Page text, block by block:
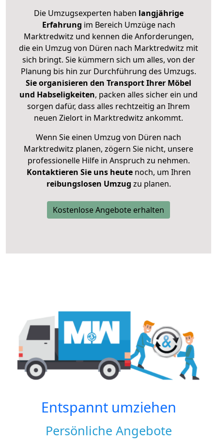
Die Umzugsexperten haben langjährige
Erfahrung im Bereich Umzüge nach
Marktredwitz und kennen die Anforderungen,
die ein Umzug von Düren nach Marktredwitz mit
sich bringt. Sie kümmern sich um alles, von der
Planung bis hin zur Durchführung des Umzugs.
Sie organisieren den Transport Ihrer Möbel
und Habseligkeiten, packen alles sicher ein und
sorgen dafür, dass alles rechtzeitig an Ihrem
neuen Zielort in Marktredwitz ankommt.
Wenn Sie einen Umzug von Düren nach
Marktredwitz planen, zögern Sie nicht, unsere
professionelle Hilfe in Anspruch zu nehmen.
Kontaktieren Sie uns heutenoch, um Ihren
reibungslosen Umzug zu planen.
Kostenlose Angebote erhalten
Entspannt umziehen
Persönliche Angebote